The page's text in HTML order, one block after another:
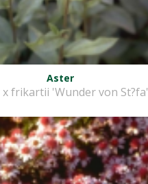
Aster
frikartii 'Wunder von St?fa'